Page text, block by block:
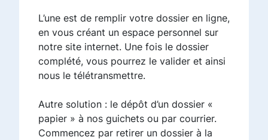
L’une est de remplir votre dossier en ligne,
en vous créant un espace personnel sur
notre site internet. Une fois le dossier
complété, vous pourrez le valider et ainsi
nous le télétransmettre.
Autre solution : le dépôt d’un dossier «
papier » à nos guichets ou par courrier.
Commencez par retirer un dossier à la